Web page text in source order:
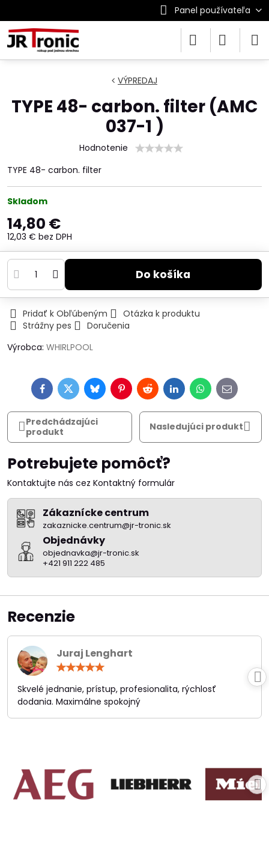
Panel používateľa
VÝPREDAJ
TYPE 48- carbon. filter (AMC
037-1 )
Hodnotenie
TYPE 48- carbon. filter
Skladom
14,80 €
12,03 € bez DPH
Do košíka
Pridať k Obľúbeným
Otázka k produktu
Strážny pes
Doručenia
Výrobca: WHIRLPOOL
FacebookTwitterBlueskyPinterestRedditLinkedInWhatsApp
E-
mail
Predchádzajúci
produkt
Nasledujúci produkt
Potrebujete pomôcť?
Kontaktujte nás cez Kontaktný formulár
Zákaznícke centrum
zakaznicke.centrum@jr-tronic.sk
Objednávky
objednavka@jr-tronic.sk
+421 911 222 485
Recenzie
Juraj Lenghart
/
5
Skvelé jednanie, prístup, profesionalita, rýchlosť
dodania. Maximálne spokojný